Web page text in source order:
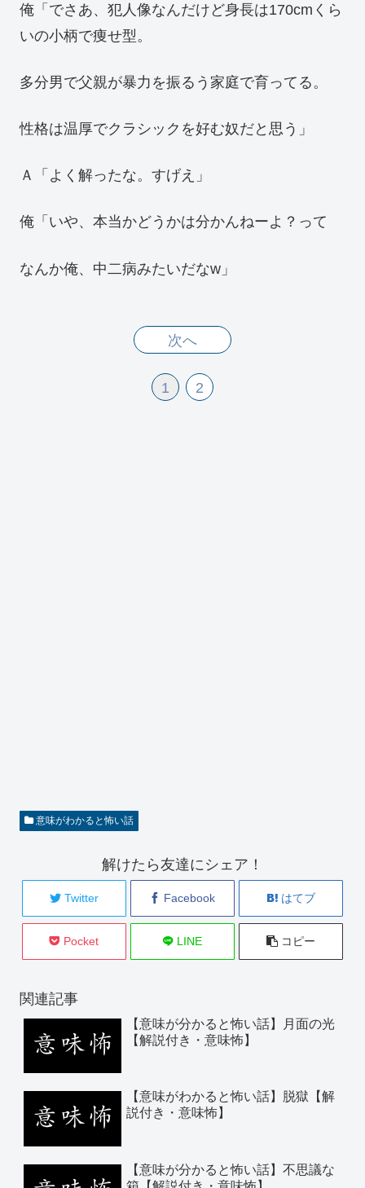
俺「でさあ、犯人像なんだけど身長は170cmくら
いの小柄で痩せ型。
多分男で父親が暴力を振るう家庭で育ってる。
性格は温厚でクラシックを好む奴だと思う」
Ａ「よく解ったな。すげえ」
俺「いや、本当かどうかは分かんねーよ？って
なんか俺、中二病みたいだなw」
次へ
1 2
意味がわかると怖い話
解けたら友達にシェア！
Twitter Facebook はてブ
Pocket LINE コピー
関連記事
【意味が分かると怖い話】月面の光
【解説付き・意味怖】
【意味がわかると怖い話】脱獄【解
説付き・意味怖】
【意味が分かると怖い話】不思議な